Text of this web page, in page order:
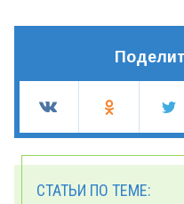
СТАТЬИ ПО ТЕМЕ: